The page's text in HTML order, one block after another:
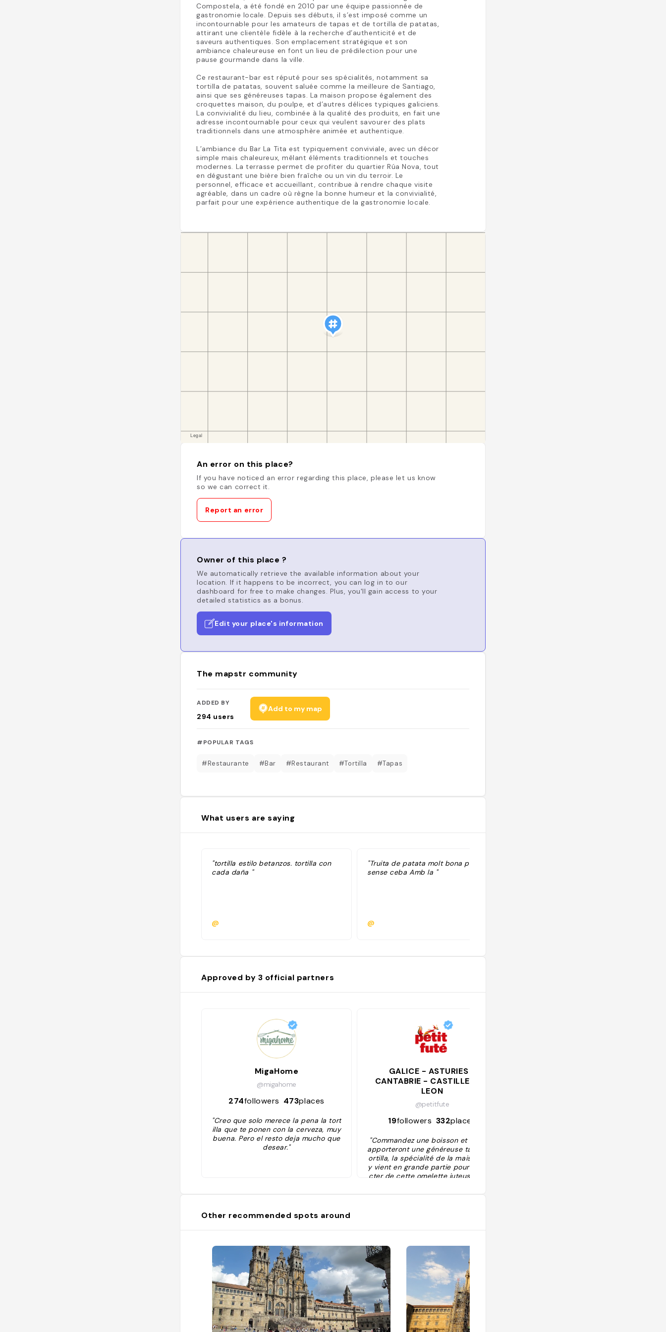
Compostela, a été fondé en 2010 par une équipe passionnée de
gastronomie locale. Depuis ses débuts, il s’est imposé comme un
incontournable pour les amateurs de tapas et de tortilla de patatas,
attirant une clientèle fidèle à la recherche d’authenticité et de
saveurs authentiques. Son emplacement stratégique et son
ambiance chaleureuse en font un lieu de prédilection pour une
pause gourmande dans la ville.
Ce restaurant-bar est réputé pour ses spécialités, notamment sa
tortilla de patatas, souvent saluée comme la meilleure de Santiago,
ainsi que ses généreuses tapas. La maison propose également des
croquettes maison, du poulpe, et d’autres délices typiques galiciens.
La convivialité du lieu, combinée à la qualité des produits, en fait une
adresse incontournable pour ceux qui veulent savourer des plats
traditionnels dans une atmosphère animée et authentique.
L’ambiance du Bar La Tita est typiquement conviviale, avec un décor
simple mais chaleureux, mêlant éléments traditionnels et touches
modernes. La terrasse permet de profiter du quartier Rúa Nova, tout
en dégustant une bière bien fraîche ou un vin du terroir. Le
personnel, efficace et accueillant, contribue à rendre chaque visite
agréable, dans un cadre où règne la bonne humeur et la convivialité,
parfait pour une expérience authentique de la gastronomie locale.
An error on this place?
If you have noticed an error regarding this place, please let us know
so we can correct it.
Report an error
Owner of this place ?
We automatically retrieve the available information about your
location. If it happens to be incorrect, you can log in to our
dashboard for free to make changes. Plus, you'll gain access to your
detailed statistics as a bonus.
Edit your place's information
The mapstr community
ADDED BY
294 users
Add to my map
#POPULAR TAGS
#Restaurante #Bar #Restaurant #Tortilla #Tapas
What users are saying
"tortilla estilo betanzos. tortilla con
cada daña "
@
"Truita de patata molt bona però
sense ceba Amb la "
@
Approved by 3 official partners
MigaHome
@migahome
274followers 473places
"Creo que solo merece la pena la tort
illa que te ponen con la cerveza, muy
buena. Pero el resto deja mucho que
desear."
GALICE - ASTURIES -
CANTABRIE - CASTILLE-ET-
LEON
@petitfute
19followers 332places
"Commandez une boisson et ils vous
apporteront une généreuse tapa de t
ortilla, la spécialité de la maison ! On
y vient en grande partie pour se déle
cter de cette omelette juteuse, dans
n. A déguster avec l'un des vins du te
Le personnel y est en plus efficace e
t met tout en oeuvre pour offrir un se
rvice rapide à ses nombreux clients."
Other recommended spots around